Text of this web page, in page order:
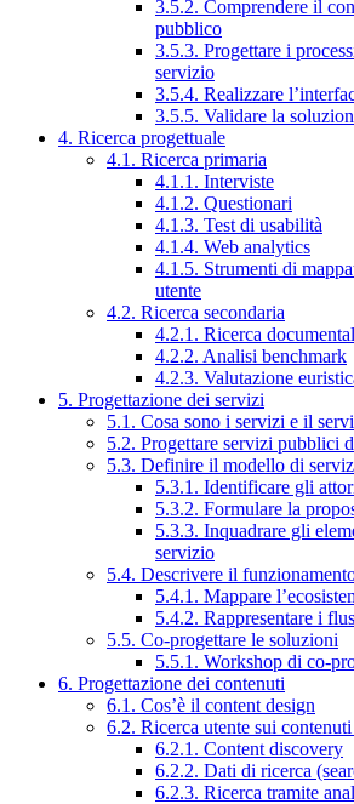
3.5.2. Comprendere il
pubblico
3.5.3. Progettare i
servizio
3.5.4. Realizzare
3.5.5. Validare la
4. Ricerca progettuale
4.1. Ricerca primaria
4.1.1. Interviste
4.1.2. Questionari
4.1.3. Test di usabilità
4.1.4. Web analytics
4.1.5. Strumenti di
utente
4.2. Ricerca secondaria
4.2.1. Ricerca
4.2.2. Analisi benchmark
4.2.3. Valutazione
5. Progettazione dei servizi
5.1. Cosa sono i servizi e il
5.2. Progettare servizi pubblici
5.3. Definire il modello di
5.3.1. Identificare gli
5.3.2. Formulare la
5.3.3. Inquadrare gli
servizio
5.4. Descrivere il
5.4.1. Mappare
5.4.2. Rappresentare i
5.5. Co-progettare le soluzioni
5.5.1. Workshop di co-
6. Progettazione dei contenuti
6.1. Cos’è il content design
6.2. Ricerca utente sui
6.2.1. Content discovery
6.2.2. Dati di ricerca
6.2.3. Ricerca tramite